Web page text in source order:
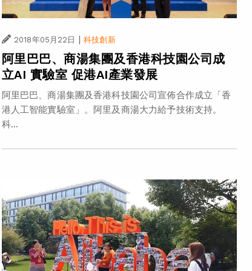
2018年05月22日 | 科技創新
阿里巴巴、商湯集團及香港科技園公司成
立AI 實驗室 促港AI產業發展
阿里巴巴、商湯集團及香港科技園公司宣佈合作成立「香
港人工智能實驗室」。阿里及商湯大力給予技術支持。
科...